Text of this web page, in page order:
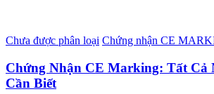
Chưa được phân loại Chứng nhận CE
Chứng Nhận CE Marking: Tất Cả
Cần Biết